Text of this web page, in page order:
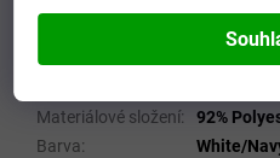
Muži
Kategorie
Materiálové složení:
92%
Barva: White/